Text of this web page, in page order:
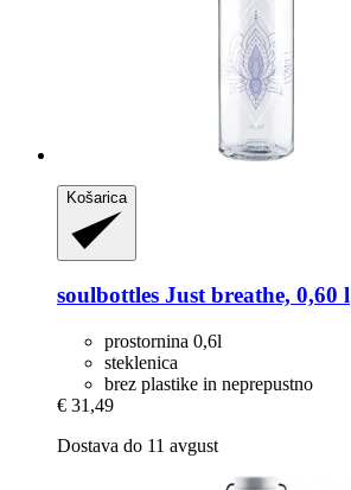
Košarica
soulbottles Just breathe, 0,60 l
prostornina 0,6l
steklenica
brez plastike in neprepustno
€ 31,49
Dostava do 11 avgust